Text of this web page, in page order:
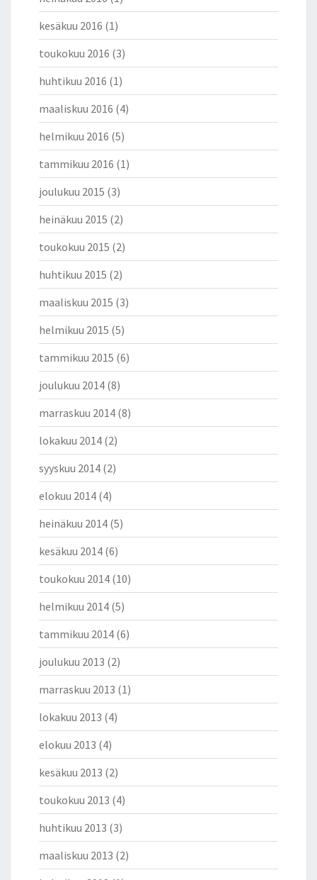
kesäkuu 2016 (1)
toukokuu 2016 (3)
huhtikuu 2016 (1)
maaliskuu 2016 (4)
helmikuu 2016 (5)
tammikuu 2016 (1)
joulukuu 2015 (3)
heinäkuu 2015 (2)
toukokuu 2015 (2)
huhtikuu 2015 (2)
maaliskuu 2015 (3)
helmikuu 2015 (5)
tammikuu 2015 (6)
joulukuu 2014 (8)
marraskuu 2014 (8)
lokakuu 2014 (2)
syyskuu 2014 (2)
elokuu 2014 (4)
heinäkuu 2014 (5)
kesäkuu 2014 (6)
toukokuu 2014 (10)
helmikuu 2014 (5)
tammikuu 2014 (6)
joulukuu 2013 (2)
marraskuu 2013 (1)
lokakuu 2013 (4)
elokuu 2013 (4)
kesäkuu 2013 (2)
toukokuu 2013 (4)
huhtikuu 2013 (3)
maaliskuu 2013 (2)